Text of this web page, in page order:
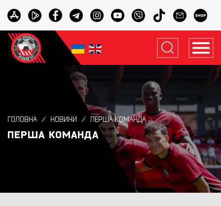
ГОЛОВНА НОВИНИ ПЕРША КОМАНДА
ПЕРША КОМАНДА